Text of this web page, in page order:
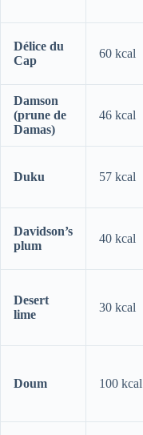
Délice du
Cap
60 kcal
Damson
(prune de
Damas)
46 kcal
Duku 57 kcal
Davidson’s
plum
40 kcal
Desert
lime
30 kcal
Doum 100 kcal